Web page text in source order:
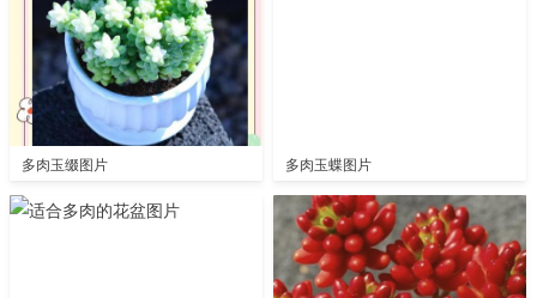
多肉玉缀图片 多肉玉蝶图片